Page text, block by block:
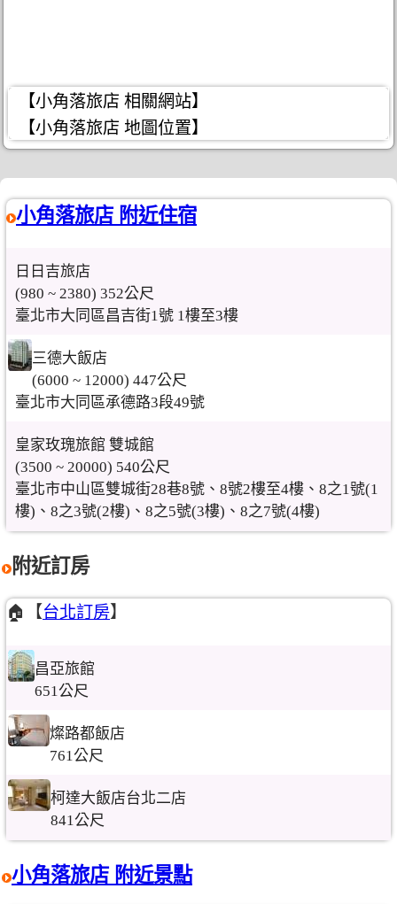
【小角落旅店 相關網站】
【小角落旅店 地圖位置】
小角落旅店 附近住宿
日日吉旅店
(980 ~ 2380) 352公尺
臺北市大同區昌吉街1號 1樓至3樓
三德大飯店
(6000 ~ 12000) 447公尺
臺北市大同區承德路3段49號
皇家玫瑰旅館 雙城館
(3500 ~ 20000) 540公尺
臺北市中山區雙城街28巷8號、8號2樓至4樓、8之1號(1
樓)、8之3號(2樓)、8之5號(3樓)、8之7號(4樓)
附近訂房
🏠【台北訂房】
昌亞旅館
651公尺
燦路都飯店
761公尺
柯達大飯店台北二店
841公尺
小角落旅店 附近景點